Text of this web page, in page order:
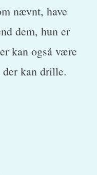
nævnt, have
dem, hun er
kan også være
kan drille.